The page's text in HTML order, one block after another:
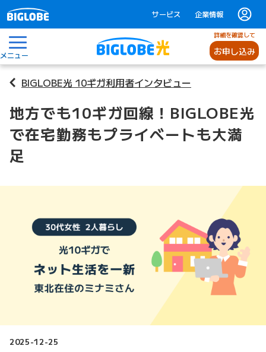
サービス 企業情報
メニュー
詳細を確認して
お申し込み
BIGLOBE光 10ギガ利用者インタビュー
地方でも10ギガ回線！BIGLOBE光
で在宅勤務もプライベートも大満
足
2025-12-25